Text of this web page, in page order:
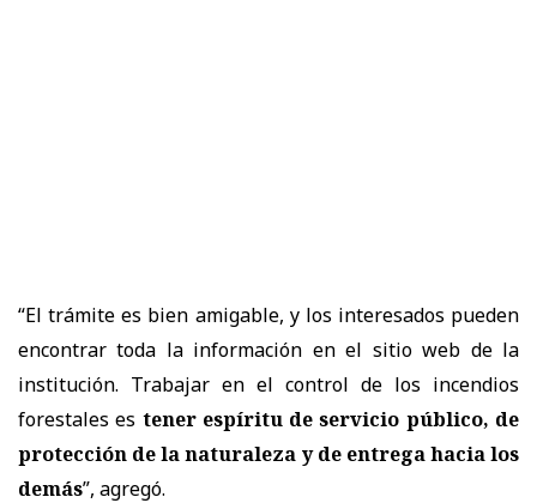
“El trámite es bien amigable, y los interesados pueden
encontrar toda la información en el sitio web de la
institución. Trabajar en el control de los incendios
forestales es tener espíritu de servicio público, de
protección de la naturaleza y de entrega hacia los
demás”, agregó.